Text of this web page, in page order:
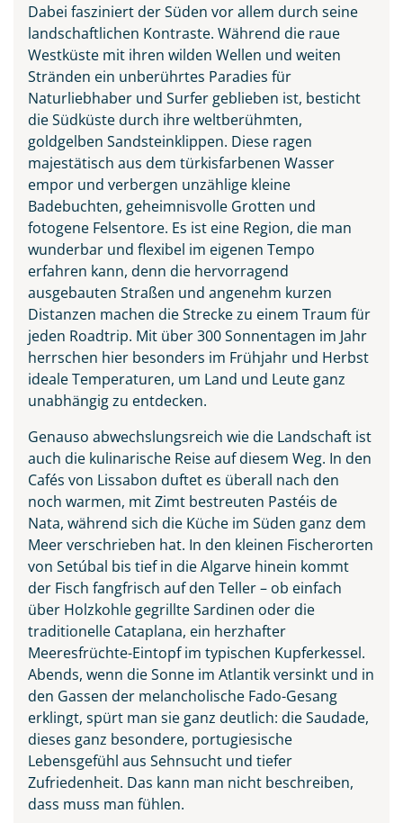
Praia do Camilo an der
Algarve, Portugal
© Balate Dorin - stock.adobe.com
Dabei fasziniert der Süden vor allem durch seine
landschaftlichen Kontraste. Während die raue
Westküste mit ihren wilden Wellen und weiten
Stränden ein unberührtes Paradies für
Naturliebhaber und Surfer geblieben ist, besticht
die Südküste durch ihre weltberühmten,
goldgelben Sandsteinklippen. Diese ragen
majestätisch aus dem türkisfarbenen Wasser
empor und verbergen unzählige kleine
Badebuchten, geheimnisvolle Grotten und
fotogene Felsentore. Es ist eine Region, die man
wunderbar und flexibel im eigenen Tempo
erfahren kann, denn die hervorragend
ausgebauten Straßen und angenehm kurzen
Distanzen machen die Strecke zu einem Traum für
jeden Roadtrip. Mit über 300 Sonnentagen im Jahr
herrschen hier besonders im Frühjahr und Herbst
ideale Temperaturen, um Land und Leute ganz
unabhängig zu entdecken.
Genauso abwechslungsreich wie die Landschaft ist
auch die kulinarische Reise auf diesem Weg. In den
Cafés von Lissabon duftet es überall nach den
noch warmen, mit Zimt bestreuten Pastéis de
Nata, während sich die Küche im Süden ganz dem
Meer verschrieben hat. In den kleinen Fischerorten
von Setúbal bis tief in die Algarve hinein kommt
der Fisch fangfrisch auf den Teller – ob einfach
über Holzkohle gegrillte Sardinen oder die
traditionelle Cataplana, ein herzhafter
Meeresfrüchte-Eintopf im typischen Kupferkessel.
Abends, wenn die Sonne im Atlantik versinkt und in
den Gassen der melancholische Fado-Gesang
erklingt, spürt man sie ganz deutlich: die Saudade,
dieses ganz besondere, portugiesische
Lebensgefühl aus Sehnsucht und tiefer
Zufriedenheit. Das kann man nicht beschreiben,
dass muss man fühlen.